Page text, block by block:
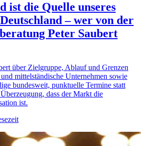
ist die Quelle unseres
– wer von der
Peter Saubert
über Zielgruppe, Ablauf und Grenzen
mittelständische Unternehmen sowie
bundesweit, punktuelle Termine statt
dass der Markt die
ist.